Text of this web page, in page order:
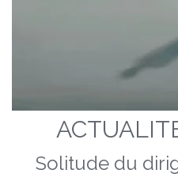
Solitude du